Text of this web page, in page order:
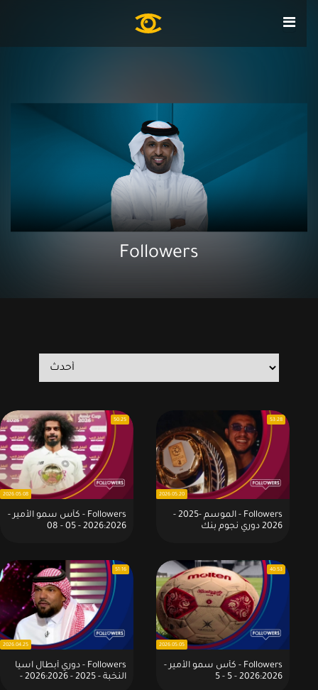
Followers
Followers - الموسم -2025 -
2026 دوري نجوم بنك
53:28
2026.05.20
Followers - كأس سمو الأمير -
2026:2026 - 05 - 08
50:25
2026.05.08
Followers - كأس سمو الأمير -
2026:2026 - 5 - 5
40:53
2026.05.05
Followers - دوري أبطال آسيا
النخبة - 2025 - 2026:2026 -
51:16
2026.04.25